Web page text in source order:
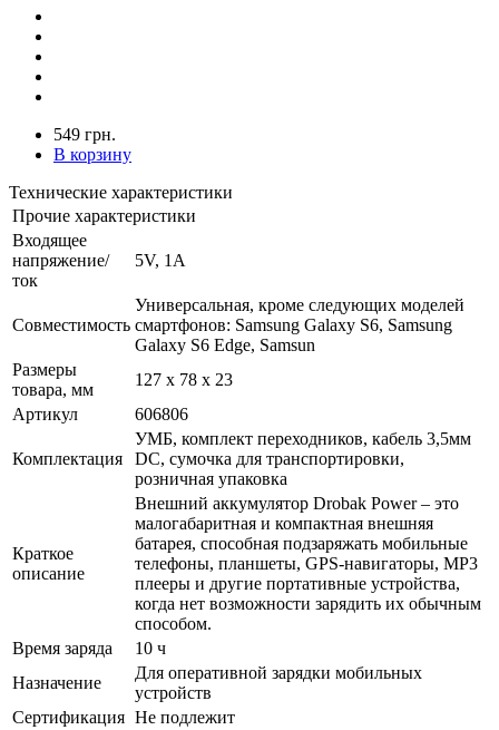
549 грн.
В корзину
Технические характеристики
Прочие характеристики
Входящее
напряжение/
ток
5V, 1A
Совместимость
Универсальная, кроме следующих моделей
смартфонов: Samsung Galaxy S6, Samsung
Galaxy S6 Edge, Samsun
Размеры
товара, мм
127 х 78 х 23
Артикул
606806
Комплектация
УМБ, комплект переходников, кабель 3,5мм
DC, сумочка для транспортировки,
розничная упаковка
Краткое
описание
Внешний аккумулятор Drobak Power – это
малогабаритная и компактная внешняя
батарея, способная подзаряжать мобильные
телефоны, планшеты, GPS-навигаторы, МР3
плееры и другие портативные устройства,
когда нет возможности зарядить их обычным
способом.
Время заряда
10 ч
Назначение
Для оперативной зарядки мобильных
устройств
Сертификация Не подлежит